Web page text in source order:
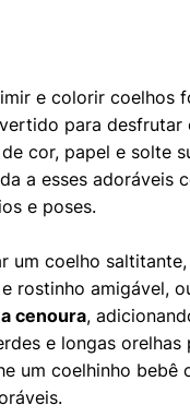
e colorir coelhos
para desfrutar
cor, papel e solte
a esses adoráveis
e poses.
um coelho
rostinho amigável,
cenoura,
e longas orelhas
um coelhinho bebê